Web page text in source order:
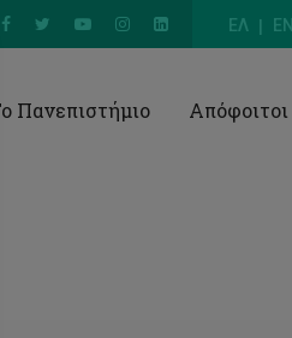
ΕΛ EN
Πανεπιστήμιο Απόφοιτοι